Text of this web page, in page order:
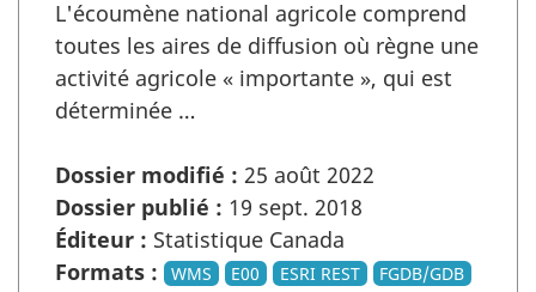
L'écoumène national agricole comprend
toutes les aires de diffusion où règne une
activité agricole « importante », qui est
déterminée …
Dossier modifié : 25 août 2022
Dossier publié : 19 sept. 2018
Éditeur : Statistique Canada
Formats :
WMS E00 ESRI REST
FGDB/GDB